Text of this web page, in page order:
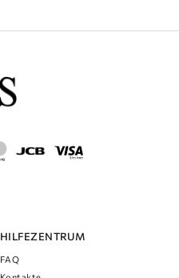
HILFEZENTRUM
FAQ